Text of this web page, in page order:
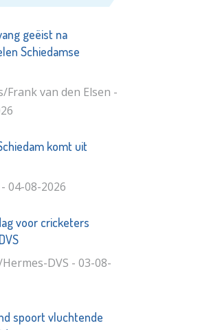
geëist na
Schiedamse
Frank van den Elsen -
komt uit
04-08-2026
voor cricketers
DVS - 03-08-
spoort vluchtende